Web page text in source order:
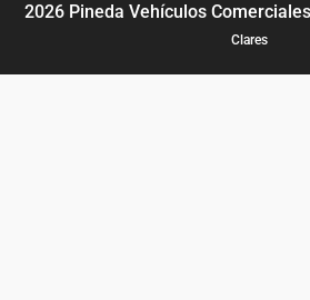
2026 Pineda Vehículos
Clares